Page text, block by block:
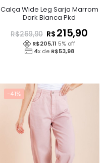
Calça Wide Leg Sarja Marrom
Dark Bianca Pkd
R$269,90 R$ 215,90
R$205,11 5% off
4x de R$53,98
-41%